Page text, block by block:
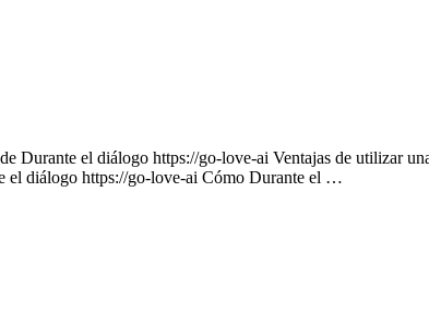
Durante el diálogo https://go-love-ai Ventajas de utilizar
el diálogo https://go-love-ai Cómo Durante el …